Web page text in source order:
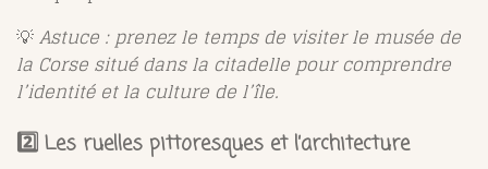
💡Astuce : prenez le temps de visiter le musée de
la Corse situé dans la citadelle pour comprendre
l’identité et la culture de l’île.
2️⃣ Les ruelles pittoresques et l’architecture